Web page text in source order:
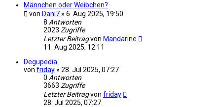
Männchen oder Weibchen?
von Dani7 » 6. Aug 2025, 19:50
8 Antworten
2023 Zugriffe
Letzter Beitragvon Mandarine
11. Aug 2025, 12:11
Degupedia
von friday » 28. Jul 2025, 07:27
0 Antworten
3663 Zugriffe
Letzter Beitragvon friday
28. Jul 2025, 07:27